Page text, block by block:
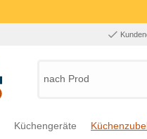
nach Produk
Küchengeräte